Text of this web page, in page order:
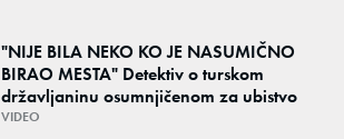
"NIJE BILA NEKO KO JE NASUMIČNO
BIRAO MESTA" Detektiv o turskom
državljaninu osumnjičenom za ubistvo
Ruskinje (28): "Mogao je da se predstavi
VIDEO